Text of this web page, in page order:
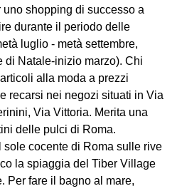
shopping di successo a
durante il periodo delle
luglio - metà settembre,
di Natale-inizio marzo). Chi
alla moda a prezzi
recarsi nei negozi situati in Via
Via Vittoria. Merita una
delle pulci di Roma.
sole cocente di Roma sulle rive
la spiaggia del Tiber Village
Per fare il bagno al mare,